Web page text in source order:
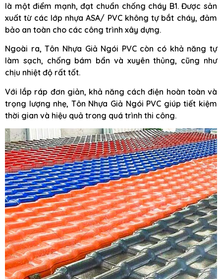
là một điểm mạnh, đạt chuẩn chống cháy B1. Được sản
xuất từ các lớp nhựa ASA/ PVC không tự bắt cháy, đảm
bảo an toàn cho các công trình xây dựng.
Ngoài ra, Tôn Nhựa Giả Ngói PVC còn có khả năng tự
làm sạch, chống bám bẩn và xuyên thủng, cũng như
chịu nhiệt độ rất tốt.
Với lắp ráp đơn giản, khả năng cách điện hoàn toàn và
trọng lượng nhẹ, Tôn Nhựa Giả Ngói PVC giúp tiết kiệm
thời gian và hiệu quả trong quá trình thi công.